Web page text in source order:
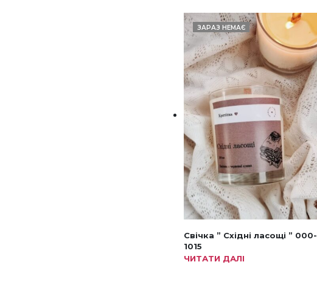
ЗАРАЗ НЕМАЄ
Свічка ” Східні ласощі ” 000-
1015
ЧИТАТИ ДАЛІ